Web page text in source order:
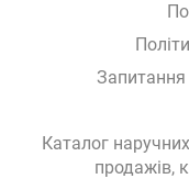
Каталог
продажів,